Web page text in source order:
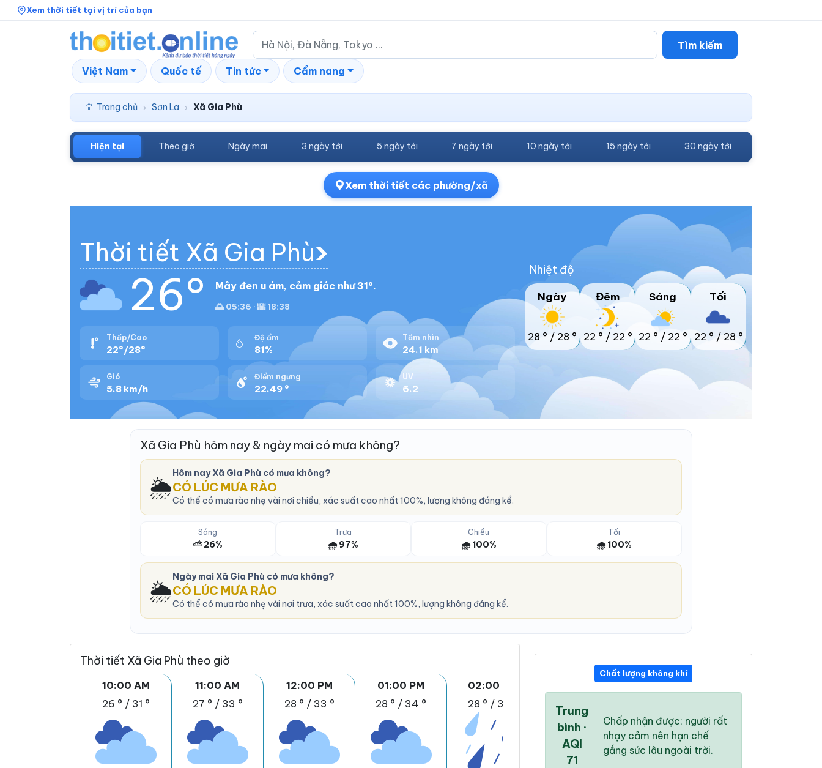
Xem thời tiết tại vị trí của bạn
Tìm kiếm
Việt Nam Quốc tế Tin tức Cẩm nang
Trang chủ › Sơn La › Xã Gia Phù
Hiện tại Theo giờ Ngày mai 3 ngày tới 5 ngày tới 7 ngày tới 10 ngày tới 15 ngày tới 30 ngày tới
Xem thời tiết các phường/xã
Thời tiết Xã Gia Phù
26° Mây đen u ám, cảm giác như 31°.
🌅 05:36 · 🌇 18:38
Thấp/Cao
22°/28°
Độ ẩm
81%
Tầm nhìn
24.1 km
Gió
5.8 km/h
Điểm ngưng
22.49 °
UV
6.2
Nhiệt độ
Ngày
28 ° / 28 °
Đêm
22 ° / 22 °
Sáng
22 ° / 22 °
Tối
22 ° / 28 °
Xã Gia Phù hôm nay & ngày mai có mưa không?
🌦️
Hôm nay Xã Gia Phù có mưa không?
CÓ LÚC MƯA RÀO
Có thể có mưa rào nhẹ vài nơi chiều, xác suất cao nhất 100%, lượng không đáng kể.
Sáng
⛅ 26%
Trưa
🌧️ 97%
Chiều
🌧️ 100%
Tối
🌧️ 100%
🌦️
Ngày mai Xã Gia Phù có mưa không?
CÓ LÚC MƯA RÀO
Có thể có mưa rào nhẹ vài nơi trưa, xác suất cao nhất 100%, lượng không đáng kể.
Thời tiết Xã Gia Phù theo giờ
10:00 AM
26 ° / 31 °
11:00 AM
27 ° / 33 °
12:00 PM
28 ° / 33 °
01:00 PM
28 ° / 34 °
02:00 PM
28 ° / 33 °
03:00 PM
28 °
04:00 PM
Chất lượng không khí
Trung
bình ·
AQI
71
Chấp nhận được; người rất
nhạy cảm nên hạn chế
gắng sức lâu ngoài trời.